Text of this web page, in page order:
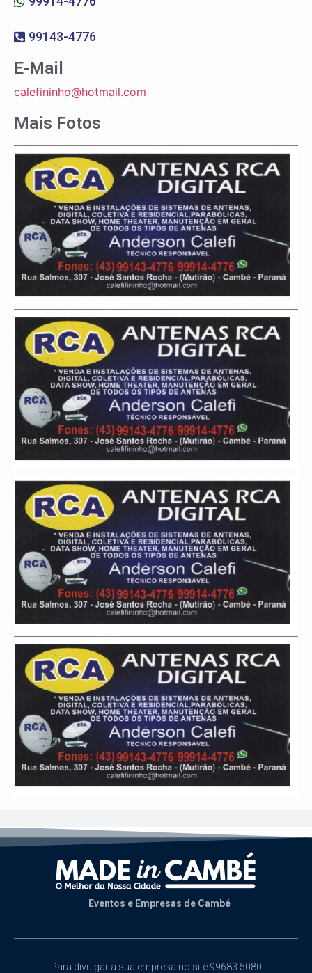
99143-4776
E-Mail
calefininho@hotmail.com
Mais Fotos
Eventos e Empresas de Cambé
Para divulgar a sua empresa no site 99683.5080